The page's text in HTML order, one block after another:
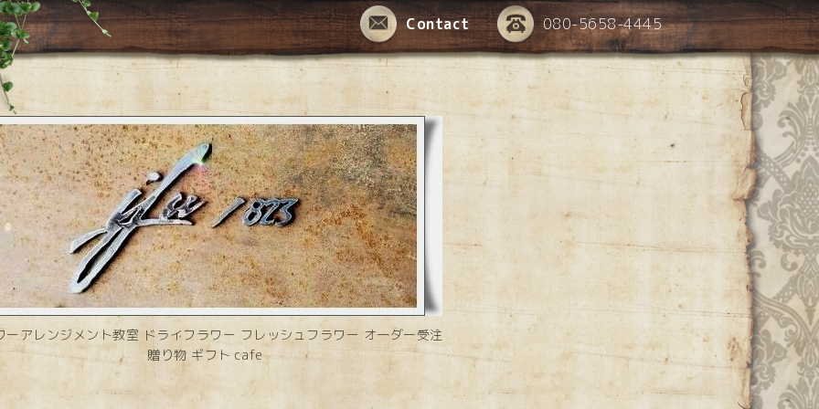
080-5658-4445
Contact
ーアレンジメント教室 ドライフラワー フレッシュフラワー オーダー受注
贈り物 ギフト cafe